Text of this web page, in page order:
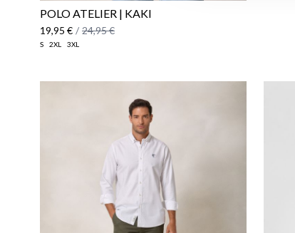
POLO ATELIER | KAKI
19,95 € / 24,95 €
S 2XL 3XL